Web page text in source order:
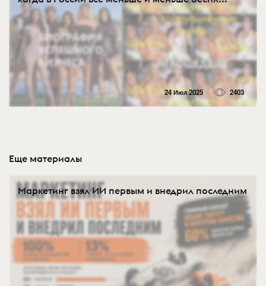
24 Июл 2025 2403
Еще материалы
Маркетинг взял ИИ первым и внедрил последним